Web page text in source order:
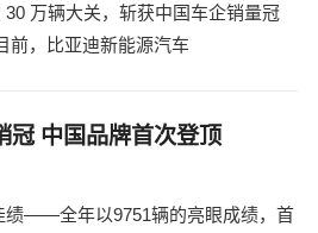
万辆大关，斩获中国车企销量冠
前，比亚迪新能源汽车
冠 中国品牌首次登顶
绩——全年以9751辆的亮眼成绩，首